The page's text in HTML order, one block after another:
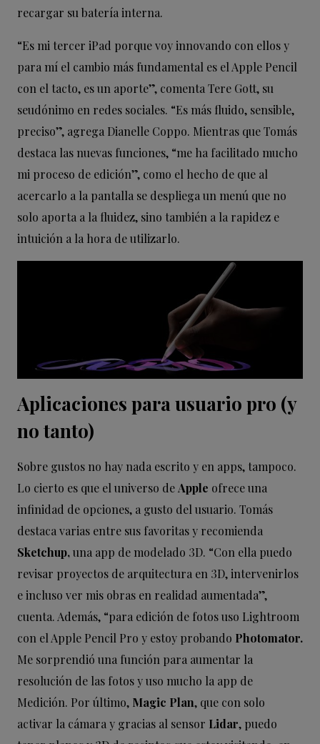
recargar su batería interna.
“Es mi tercer iPad porque voy innovando con ellos y
para mí el cambio más fundamental es el Apple Pencil
con el tacto, es un aporte”, comenta Tere Gott, su
seudónimo en redes sociales. “Es más fluido, sensible,
preciso”, agrega Dianelle Coppo. Mientras que Tomás
destaca las nuevas funciones, “me ha facilitado mucho
mi proceso de edición”, como el hecho de que al
acercarlo a la pantalla se despliega un menú que no
solo aporta a la fluidez, sino también a la rapidez e
intuición a la hora de utilizarlo.
Aplicaciones para usuario pro (y
no tanto)
Sobre gustos no hay nada escrito y en apps, tampoco.
Lo cierto es que el universo deApple ofrece una
infinidad de opciones, a gusto del usuario. Tomás
destaca varias entre sus favoritas y recomienda
Sketchup,una app de modelado 3D. “Con ella puedo
revisar proyectos de arquitectura en 3D, intervenirlos
e incluso ver mis obras en realidad aumentada”,
cuenta. Además, “para edición de fotos uso Lightroom
con el Apple Pencil Pro y estoy probando Photomator.
Me sorprendió una función para aumentar la
resolución de las fotos y uso mucho la app de
Medición. Por último, Magic Plan, que con solo
activar la cámara y gracias al sensor Lidar, puedo